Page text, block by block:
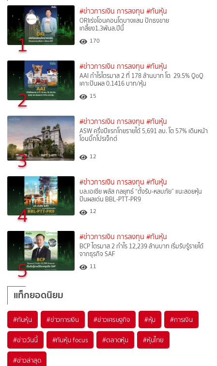
1
#ข่าวการเงิน การลงทุน #ทันหุ้น
ORIเร่งโอนคอนโดบางแสน ปักธงขาย
เกลี้ยง1.3พันล.ปีนี้
170
2
#ข่าวการเงิน การลงทุน #ทันหุ้น
AAI กำไรไตรมาส 2 ที่ 178 ล้านบาท โต 29.5% QoQ
เคาะปันผล 0.1416 บาท/หุ้น
15
3
#ข่าวการเงิน การลงทุน #ทันหุ้น
ASW ครึ่งปีแรกโกยรายได้ 5,691 ลบ. โต 57% เดินหน้า
โอนบิ๊กโปรเจ็กต์
12
4
#ข่าวการเงิน การลงทุน #ทันหุ้น
บล.เอเซีย พลัส กลยุทธ์ “ตั้งรับ-หลบภัย” แนะสอยหุ้น
ปันผลเด่น BBL-PTT-PR9
12
5
#ข่าวการเงิน การลงทุน #ทันหุ้น
BCP ไตรมาส 2 กำไร 12,239 ล้านบาท เริ่มรับรู้รายได้
จากธุรกิจ SAF
11
แท็กยอดนิยม
#ทันหุ้น #ข่าวการเงิน #ข่าวเศรษฐกิจ #หุ้น #การเงิน
#ข่าววันนี้ #ทันหุ้น focus #ตลาดหุ้น #หุ้นไทย
#ข่าวล่าสุด